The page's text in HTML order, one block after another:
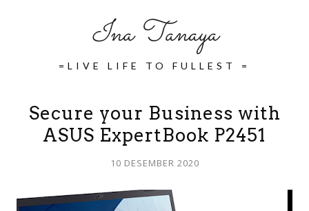
Ina Tanaya
=LIVE LIFE TO FULLEST =
Secure your Business with
ASUS ExpertBook P2451
10 DESEMBER 2020